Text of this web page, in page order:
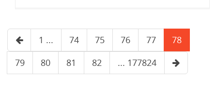
1 ... 74 75 76 77
78
79
80 81 82 ... 177824